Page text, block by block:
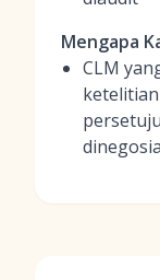
Mengapa
CLM